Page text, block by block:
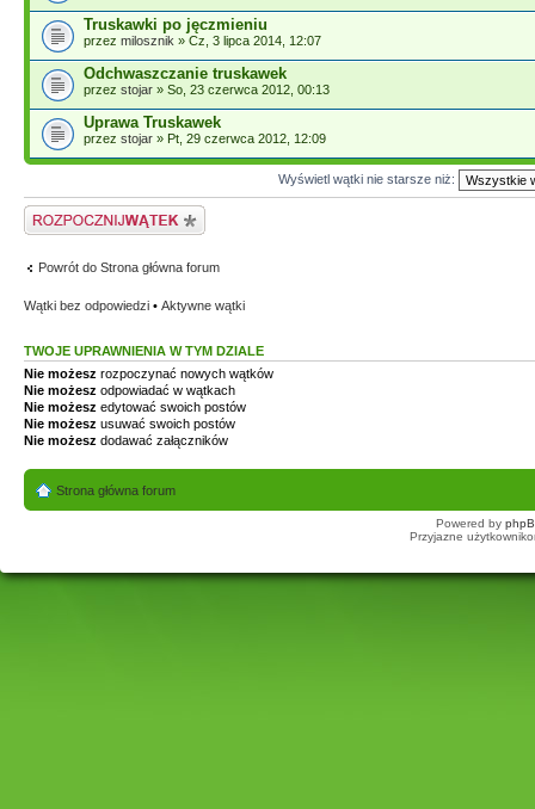
Truskawki po jęczmieniu
przez milosznik » Cz, 3 lipca 2014, 12:07
Odchwaszczanie truskawek
przez stojar » So, 23 czerwca 2012, 00:13
Uprawa Truskawek
przez stojar » Pt, 29 czerwca 2012, 12:09
Wyświetl wątki nie starsze niż:
Napisz wątek
Powrót do Strona główna forum
Wątki bez odpowiedzi • Aktywne wątki
TWOJE UPRAWNIENIA W TYM DZIALE
Nie możesz rozpoczynać nowych wątków
Nie możesz odpowiadać w wątkach
Nie możesz edytować swoich postów
Nie możesz usuwać swoich postów
Nie możesz dodawać załączników
Strona główna forum
Powered by
Przyjazne